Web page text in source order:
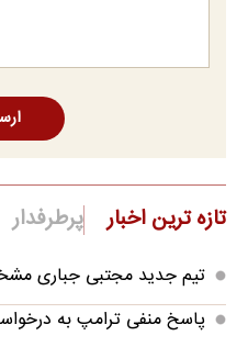
تازه ترین اخبار پرطرفدار
تیم جدید مجتبی جباری
پاسخ منفی ترامپ به